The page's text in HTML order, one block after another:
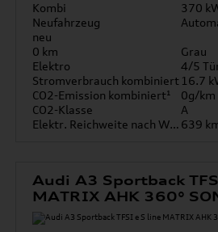
Kombi
370
Neufahrzeug
neu
0 km
Grau
Elektro
4/5
Stromverbrauch kombiniert 16.7
CO2-Emission kombiniert¹
0g/km
CO2-Klasse
A
Elektr. Reichweite nach WLTP* 639
Audi A3 Sportback
MATRIX AHK 360°